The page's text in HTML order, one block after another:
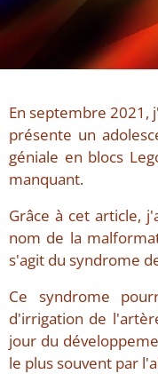
En septembre 2021,
présente un
géniale en blocs
manquant.
Grâce à cet article,
nom de la
s'agit du syndrome
Ce syndrome
d'irrigation de
jour du
le plus souvent par